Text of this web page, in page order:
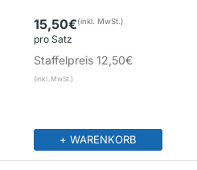
15,50€
pro Satz
Staffelpreis 12,50€
+ WARENKORB